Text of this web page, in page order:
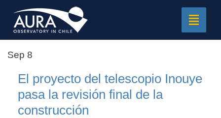
Toggle
Sep 8
El proyecto del telescopio Inouye
pasa la revisión final de la
construcción